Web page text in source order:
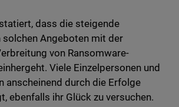
dass die steigende
solchen Angeboten mit der
von Ransomware-
Viele Einzelpersonen und
anscheinend durch die Erfolge
ebenfalls ihr Glück zu versuchen.